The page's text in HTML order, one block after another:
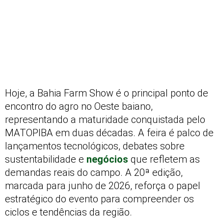
Hoje, a Bahia Farm Show é o principal ponto de
encontro do agro no Oeste baiano,
representando a maturidade conquistada pelo
MATOPIBA em duas décadas. A feira é palco de
lançamentos tecnológicos, debates sobre
sustentabilidade e negócios que refletem as
demandas reais do campo. A 20ª edição,
marcada para junho de 2026, reforça o papel
estratégico do evento para compreender os
ciclos e tendências da região.